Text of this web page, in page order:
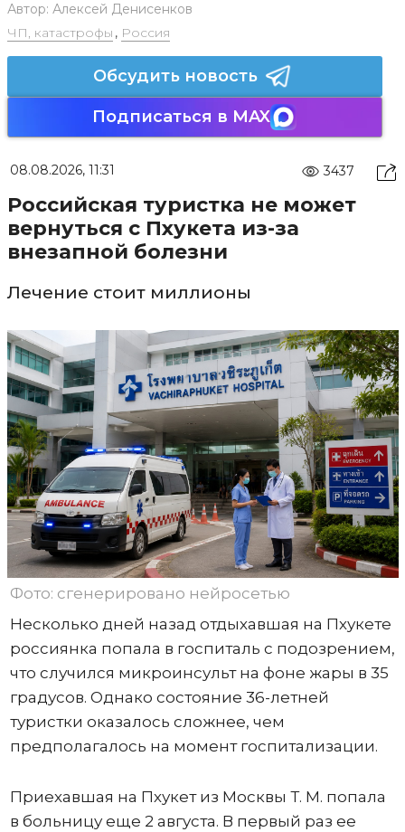
Автор: Алексей Денисенков
ЧП, катастрофы , Россия
Обсудить новость
Подписаться в MAX
08.08.2026, 11:31 3437
Российская туристка не может
вернуться с Пхукета из-за
внезапной болезни
Лечение стоит миллионы
Фото: сгенерировано нейросетью
Несколько дней назад отдыхавшая на Пхукете
россиянка попала в госпиталь с подозрением,
что случился микроинсульт на фоне жары в 35
градусов. Однако состояние 36-летней
туристки оказалось сложнее, чем
предполагалось на момент госпитализации.
Приехавшая на Пхукет из Москвы Т. М. попала
в больницу еще 2 августа. В первый раз ее